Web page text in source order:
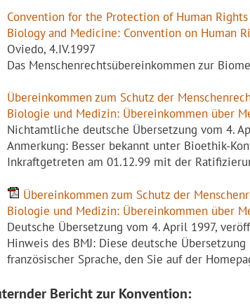
Convention for the Protection of Human
Biology and Medicine: Convention on Human
Oviedo, 4.IV.1997
Das Menschenrechtsübereinkommen zur
Übereinkommen zum Schutz der
Biologie und Medizin: Übereinkommen über
Nichtamtliche deutsche Übersetzung vom 4.
Anmerkung: Besser bekannt unter Bioethik-
Inkraftgetreten am 01.12.99 mit der
Übereinkommen zum Schutz der
Biologie und Medizin: Übereinkommen über
Deutsche Übersetzung vom 4. April 1997,
Hinweis des BMJ: Diese deutsche
französischer Sprache, den Sie auf der
Bericht zur Konvention: